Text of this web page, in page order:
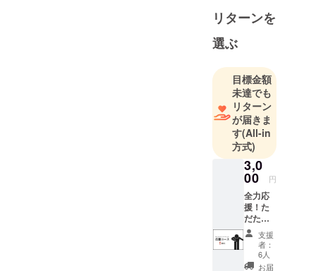
く挑戦する
ミッショ
ン：面白い
る
▶活動拠点 /
石川県七尾
▶レッスン /
U-10・U-
12・U-15ク
▶チーム / 小
学生・中学
生・女子軟
リターンを
選ぶ
目標金額
未達でも
リターン
が届きま
す(All-in
方式)
3,0
00 円
全力応
援！た
だただ
支援
コース
3,000円
【お礼
支援
者：
6人
お届